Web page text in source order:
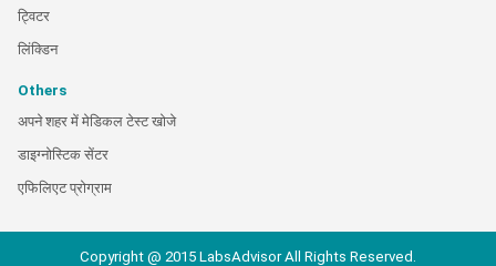
ट्विटर
लिंक्डिन
Others
अपने शहर में मेडिकल टेस्ट खोजे
डाइग्नोस्टिक सेंटर
एफिलिएट प्रोग्राम
Copyright @ 2015 LabsAdvisor All Rights Reserved.